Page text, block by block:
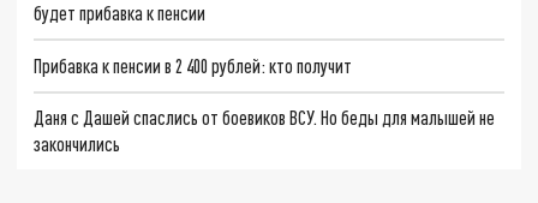
будет прибавка к пенсии
Прибавка к пенсии в 2 400 рублей: кто получит
Даня с Дашей спаслись от боевиков ВСУ. Но беды для малышей не
закончились